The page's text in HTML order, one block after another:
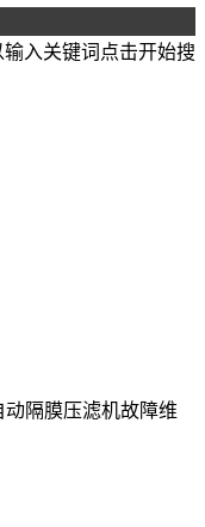
入关键词点击开始搜
隔膜压滤机故障维